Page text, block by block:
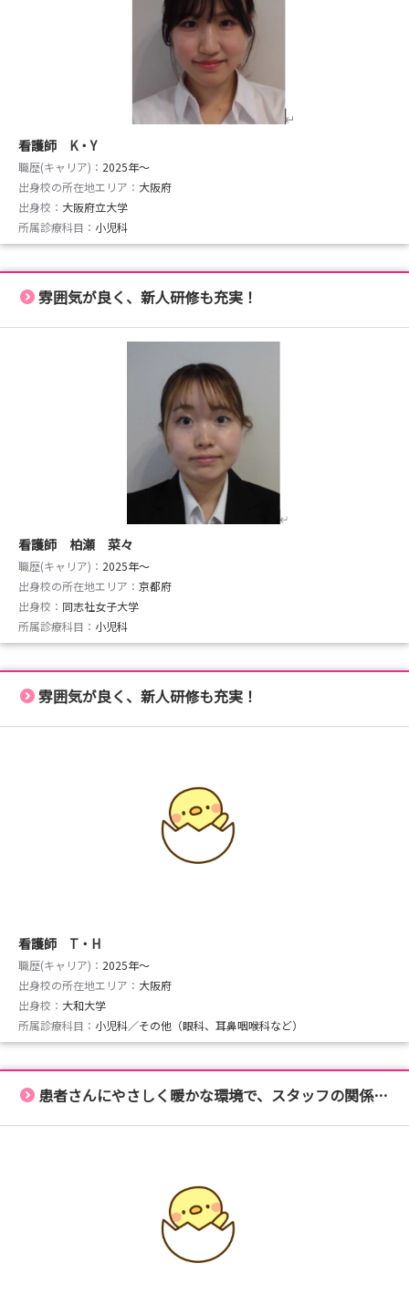
看護師 K・Y
職歴(キャリア)： 2025年〜
出身校の所在地エリア： 大阪府
出身校： 大阪府立大学
所属診療科目： 小児科
雰囲気が良く、新人研修も充実！
看護師 柏瀬 菜々
職歴(キャリア)： 2025年〜
出身校の所在地エリア： 京都府
出身校： 同志社女子大学
所属診療科目： 小児科
雰囲気が良く、新人研修も充実！
看護師 T・H
職歴(キャリア)： 2025年〜
出身校の所在地エリア： 大阪府
出身校： 大和大学
所属診療科目： 小児科／その他（眼科、耳鼻咽喉科など）
患者さんにやさしく暖かな環境で、スタッフの関係性も良いです！